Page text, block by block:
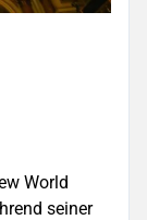
World
seiner